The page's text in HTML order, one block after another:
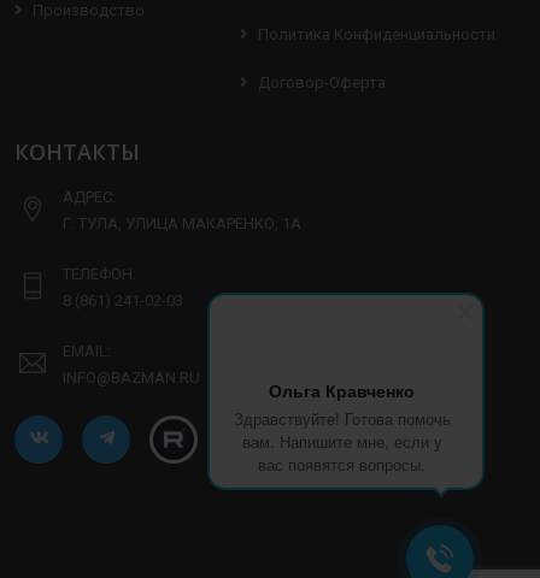
Ольга Кравченко
Здравствуйте! Готова помочь
вам. Напишите мне, если у
вас появятся вопросы.
Производство
Политика Конфиденциальности
Договор-Оферта
КОНТАКТЫ
АДРЕС:
Г. ТУЛА, УЛИЦА МАКАРЕНКО, 1А
ТЕЛЕФОН:
8 (861) 241-02-03
EMAIL:
INFO@BAZMAN.RU